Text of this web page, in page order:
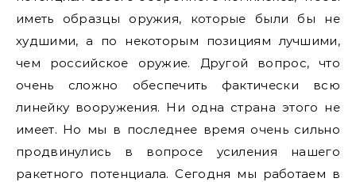
иметь образцы оружия, которые были бы не
худшими, а по некоторым позициям лучшими,
чем российское оружие. Другой вопрос, что
очень сложно обеспечить фактически всю
линейку вооружения. Ни одна страна этого не
имеет. Но мы в последнее время очень сильно
продвинулись в вопросе усиления нашего
ракетного потенциала. Сегодня мы работаем в